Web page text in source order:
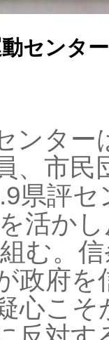
センタ
ンタ
、市
県評
活か
む。
政府
心こ